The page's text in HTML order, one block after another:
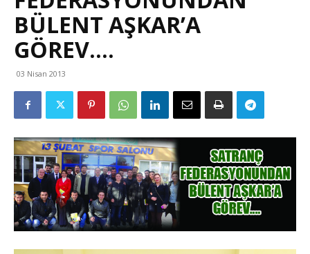
BÜLENT AŞKAR’A
GÖREV….
03 Nisan 2013